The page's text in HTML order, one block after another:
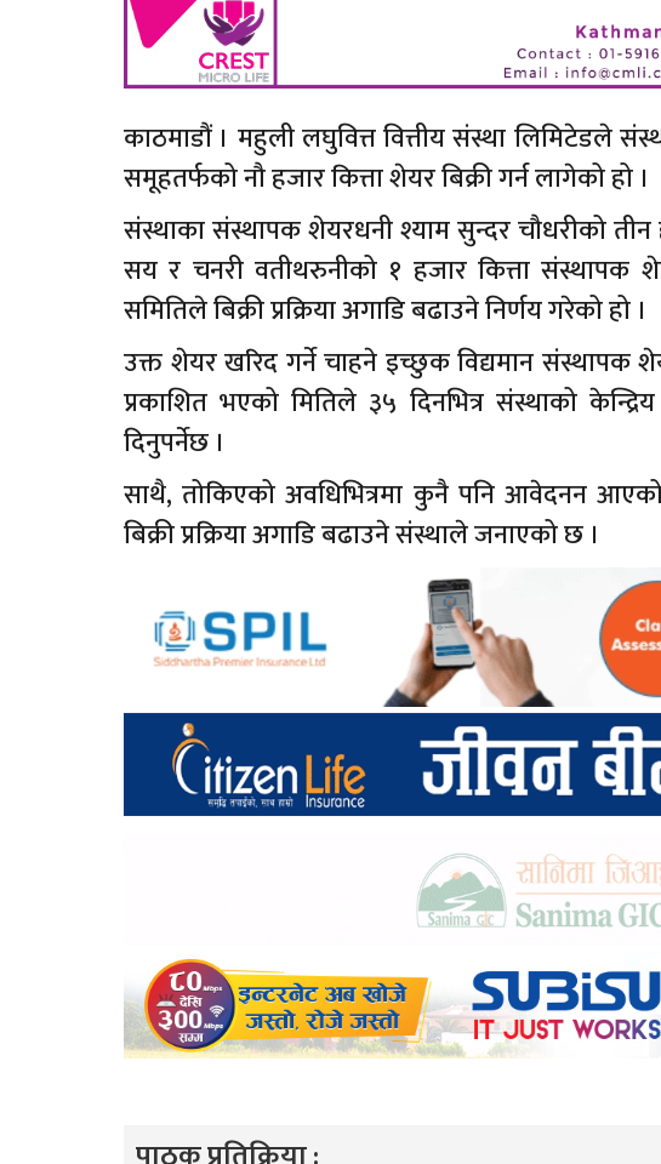
काठमाडौं । महुली लघुवित्त वित्तीय संस्था लिमिटेडले
समूहतर्फको नौ हजार कित्ता शेयर बिक्री गर्न लागेको हो ।
संस्थाका संस्थापक शेयरधनी श्याम सुन्दर चौधरीको
सय र चनरी वतीथरुनीको १ हजार कित्ता संस्थापक
समितिले बिक्री प्रक्रिया अगाडि बढाउने निर्णय गरेको हो ।
उक्त शेयर खरिद गर्ने चाहने इच्छुक विद्यमान
प्रकाशित भएको मितिले ३५ दिनभित्र संस्थाको
दिनुपर्नेछ ।
साथै, तोकिएको अवधिभित्रमा कुनै पनि आवेदनन
बिक्री प्रक्रिया अगाडि बढाउने संस्थाले जनाएको छ ।